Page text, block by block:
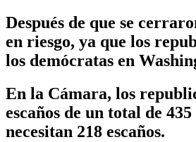
Después de que se
en riesgo, ya que los
los demócratas en
En la Cámara, los
escaños de un total de
necesitan 218 escaños.